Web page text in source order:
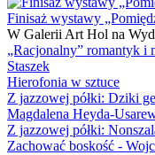
Finisaż wystawy
W Galerii Art Hol na
„Racjonalny” romantyk i
Staszek
Hierofonia w sztuce
Z jazzowej półki: Dziki
Magdalena Heyda-
Z jazzowej półki:
Zachować boskość -